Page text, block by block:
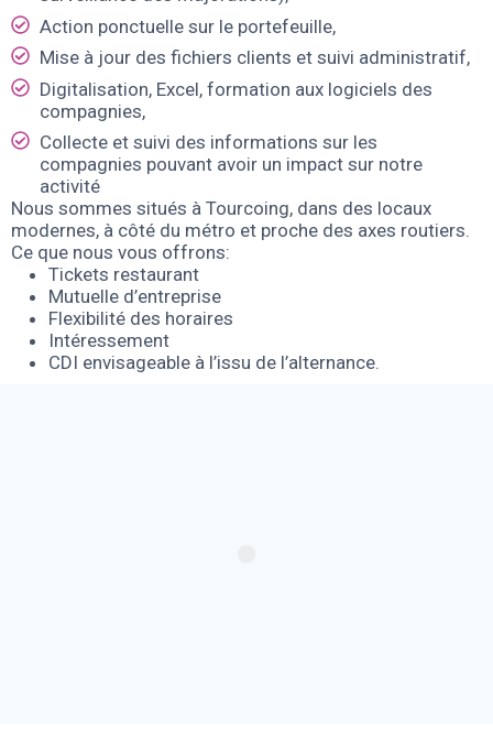
Action ponctuelle sur le portefeuille,
Mise à jour des fichiers clients et suivi administratif,
Digitalisation, Excel, formation aux logiciels des
compagnies,
Collecte et suivi des informations sur les
compagnies pouvant avoir un impact sur notre
activité
Nous sommes situés à Tourcoing, dans des locaux
modernes, à côté du métro et proche des axes routiers.
Ce que nous vous offrons:
Tickets restaurant
Mutuelle d’entreprise
Flexibilité des horaires
Intéressement
CDI envisageable à l’issu de l’alternance.